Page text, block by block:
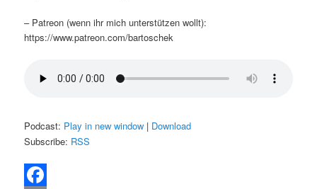
– Patreon (wenn ihr mich unterstützen wollt):
https://www.patreon.com/bartoschek
Podcast: Play in new window | Download
Subscribe: RSS